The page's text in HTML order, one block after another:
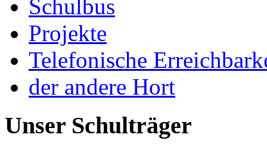
Schulbus
Projekte
Telefonische
der andere Hort
Unser Schulträger